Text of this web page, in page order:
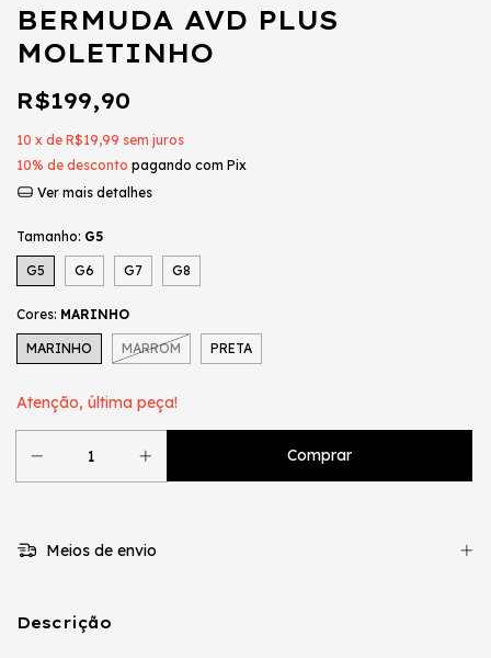
BERMUDA AVD PLUS
MOLETINHO
R$199,90
10 x de R$19,99 sem juros
10% de desconto pagando com Pix
Ver mais detalhes
Tamanho: G5
G5 G6 G7 G8
Cores: MARINHO
MARINHO MARROM PRETA
Atenção, última peça!
Meios de envio
Descrição